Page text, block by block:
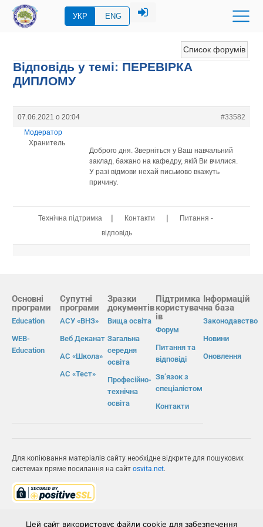
УКР ENG
Список форумів
Відповідь у темі: ПЕРЕВIРКА
ДИПЛОМУ
07.06.2021 о 20:04
#33582
Модератор
Хранитель
Доброго дня. Зверніться у Ваш навчальний
заклад, бажано на кафедру, якій Ви вчилися.
У разі відмови нехай письмово вкажуть
причину.
Технічна підтримка | Контакти |
Питання -
відповідь
Основні
програми
Education
WEB-
Education
Супутні
програми
АСУ «ВНЗ»
Веб Деканат
АС «Школа»
АС «Тест»
Зразки
документів
Вища освіта
Загальна
середня
освіта
Професійно-
технічна
освіта
Підтримка
користувач
ів
Форум
Питання та
відповіді
Зв’язок з
спеціалістом
Контакти
Інформацій
на база
Законодавство
Новини
Оновлення
Для копіювання матеріалів сайту необхідне відкрите для пошукових
системах пряме посилання на сайт osvita.net.
Цей сайт використовує файли cookie для забезпечення